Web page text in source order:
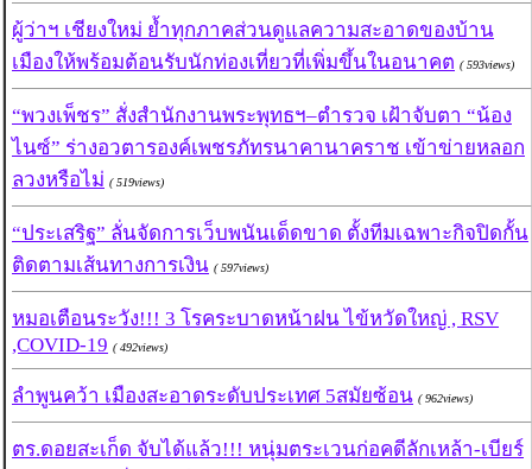
ผู้ว่าฯ เชียงใหม่ ย้ำทุกภาคส่วนดูแลความสะอาดของบ้าน
เมืองให้พร้อมต้อนรับนักท่องเที่ยวที่เพิ่มขึ้นในอนาคต ( 593views)
“พวงเพ็ชร” สั่งสำนักงานพระพุทธฯ–ตำรวจ เฝ้าจับตา “น้อง
ไนซ์” ร่างอวตารองค์เพชรภัทรนาคานาคราช เข้าข่ายหลอก
ลวงหรือไม่ ( 519views)
“ประเสริฐ” ลั่นจัดการเว็บพนันเด็ดขาด ตั้งทีมเฉพาะกิจปิดกั้น
ติดตามเส้นทางการเงิน ( 597views)
หมอเตือนระวัง!!! 3 โรคระบาดหน้าฝน ไข้หวัดใหญ่ , RSV
,COVID-19 ( 492views)
ลำพูนคว้า เมืองสะอาดระดับประเทศ 5สมัยซ้อน ( 962views)
ตร.ดอยสะเก็ด จับได้แล้ว!!! หนุ่มตระเวนก่อคดีลักเหล้า-เบียร์